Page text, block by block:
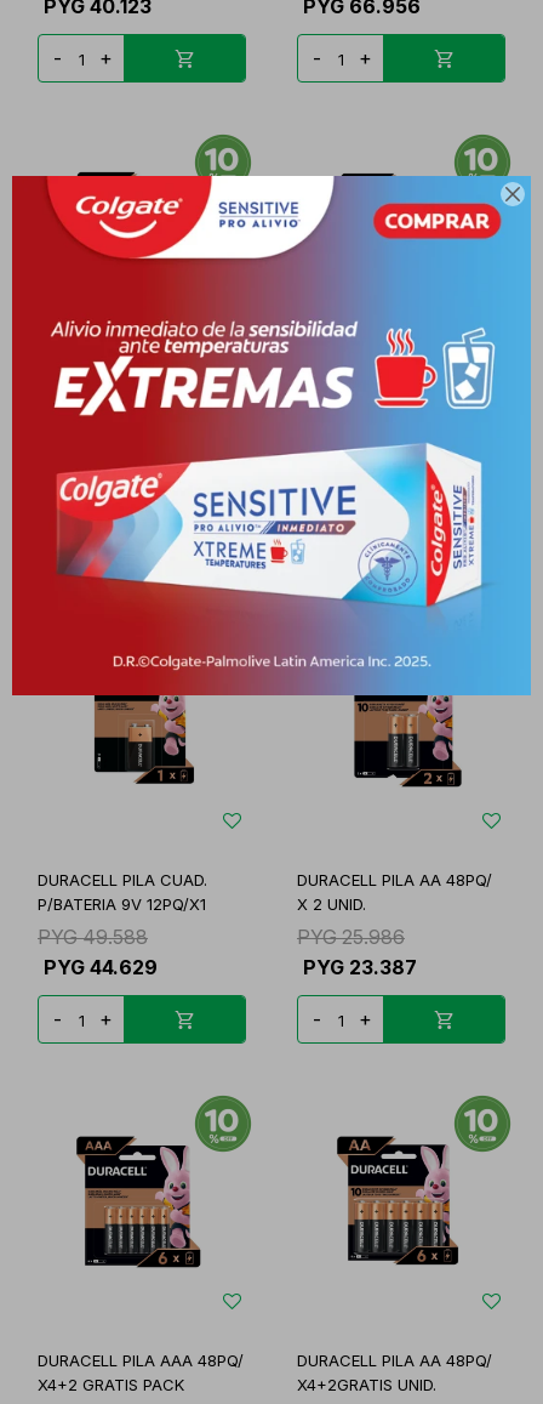

PYG 40.123
- +
PYG 66.956
- +
DURACELL PILA AAA 48PQ/
PYG 23.387
+
DURACELL PILA AA 48PQ/
PYG 44.581
PYG 40.123
- +
DURACELL PILA CUAD.
P/BATERIA 9V 12PQ/X1
PYG 49.588
PYG 44.629
- +
DURACELL PILA AA 48PQ/
X 2 UNID.
PYG 25.986
PYG 23.387
- +
DURACELL PILA AAA 48PQ/
X4+2 GRATIS PACK
DURACELL PILA AA 48PQ/
X4+2GRATIS UNID.